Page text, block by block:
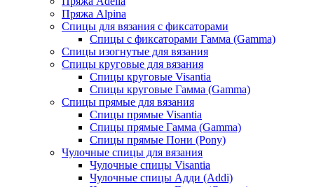
Пряжа Alpina
Спицы для вязания с фиксаторами
Спицы с фиксаторами Гамма (Gamma)
Спицы изогнутые для вязания
Спицы круговые для вязания
Спицы круговые Visantia
Спицы круговые Гамма (Gamma)
Спицы прямые для вязания
Спицы прямые Visantia
Спицы прямые Гамма (Gamma)
Спицы прямые Пони (Pony)
Чулочные спицы для вязания
Чулочные спицы Visantia
Чулочные спицы Адди (Addi)